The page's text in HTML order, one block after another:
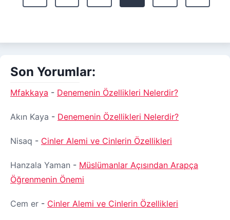
ı
s
a
y
a
a
r
v
o
u
P
e
e
t
Son Yorumlar:
Mfakkaya - Denemenin Özellikleri Nelerdir?
Akın Kaya - Denemenin Özellikleri Nelerdir?
Nisaq - Cinler Alemi ve Cinlerin Özellikleri
Hanzala Yaman - Müslümanlar Açısından Arapça
Öğrenmenin Önemi
Cem er - Cinler Alemi ve Cinlerin Özellikleri